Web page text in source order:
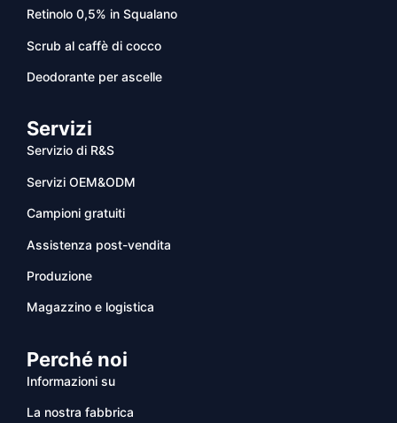
Retinolo 0,5% in Squalano
Scrub al caffè di cocco
Deodorante per ascelle
Servizi
Servizio di R&S
Servizi OEM&ODM
Campioni gratuiti
Assistenza post-vendita
Produzione
Magazzino e logistica
Perché noi
Informazioni su
La nostra fabbrica